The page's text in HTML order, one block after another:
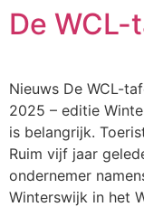
De
Nieuws De WCL-
2025 – editie
is belangrijk.
Ruim vijf jaar
ondernemer
Winterswijk in het